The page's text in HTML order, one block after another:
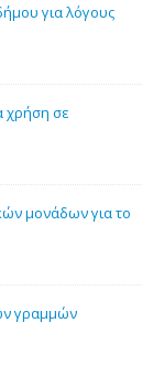
για λόγους
χρήση σε
μονάδων για το
γραμμών